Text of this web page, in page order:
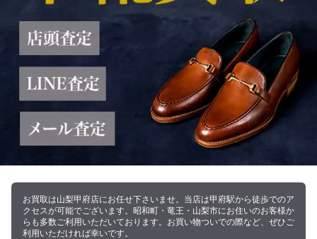
お買取は山梨甲府店にお任せ下さいませ。当店は甲府駅から徒歩でのア
クセスが可能でございます。昭和町・竜王・山梨市にお住いのお客様か
らも多数ご利用いただいております。お買い物ついでの際など、ぜひご
利用いただければ幸いです。